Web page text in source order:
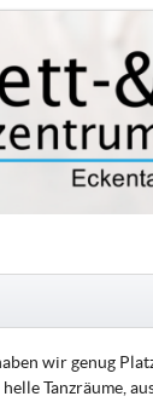
wir genug
Tanzräume,